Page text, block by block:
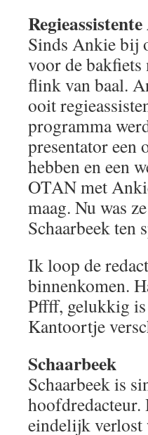
Sinds Ankie bij
voor de bakfiets
flink van baal.
ooit
programma
presentator een
hebben en een
OTAN met
maag. Nu was
Schaarbeek ten
Ik loop de
binnenkomen.
Pffff, gelukkig
Kantoortje
Schaarbeek
Schaarbeek is
hoofdredacteur.
eindelijk verlost